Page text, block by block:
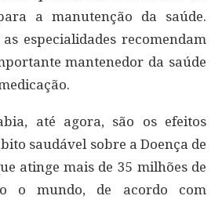
a manutenção da saúde.
as especialidades recomendam
mantenedor da saúde
até agora, são os efeitos
saudável sobre a Doença de
atinge mais de 35 milhões de
o mundo, de acordo com